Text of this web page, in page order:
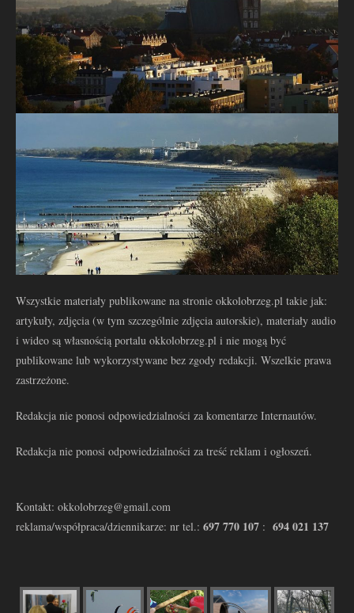
Wszystkie materiały publikowane na stronie okkolobrzeg.pl takie jak:
artykuły, zdjęcia (w tym szczególnie zdjęcia autorskie), materiały audio
i wideo są własnością portalu okkolobrzeg.pl i nie mogą być
publikowane lub wykorzystywane bez zgody redakcji. Wszelkie prawa
zastrzeżone.
Redakcja nie ponosi odpowiedzialności za komentarze Internautów.
Redakcja nie ponosi odpowiedzialności za treść reklam i ogłoszeń.
Kontakt: okkolobrzeg@gmail.com
reklama/współpraca/dziennikarze: nr tel.: 697 770 107 : 694 021 137